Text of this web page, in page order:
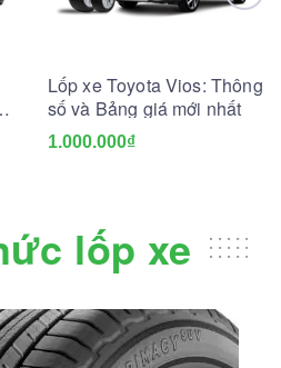
Lốp xe Toyota Vios: Thông
số và Bảng giá mới nhất
1.000.000₫
lốp xe